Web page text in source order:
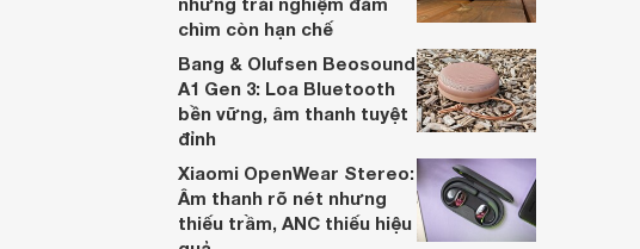
chìm còn hạn chế
Bang & Olufsen Beosound
A1 Gen 3: Loa Bluetooth
bền vững, âm thanh tuyệt
đỉnh
Xiaomi OpenWear Stereo:
Âm thanh rõ nét nhưng
thiếu trầm, ANC thiếu hiệu